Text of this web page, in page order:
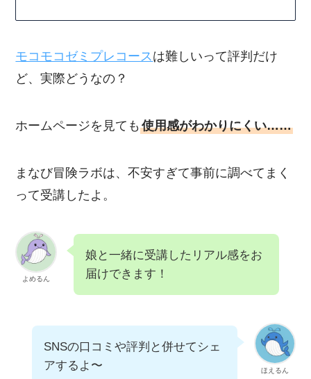
モコモコゼミプレコースは難しいって評判だけ
ど、実際どうなの？
ホームページを見ても使用感がわかりにくい……
まなび冒険ラボは、不安すぎて事前に調べてまく
って受講したよ。
よめるん
娘と一緒に受講したリアル感をお
届けできます！
ほえるん
SNSの口コミや評判と併せてシェ
アするよ〜